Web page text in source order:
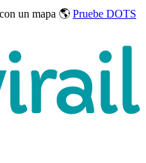
un mapa 🌎 Pruebe DOTS